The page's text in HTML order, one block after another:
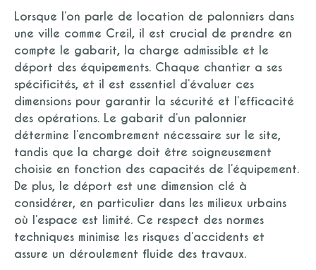
Lorsque l’on parle de location de palonniers dans
une ville comme Creil, il est crucial de prendre en
compte le gabarit, la charge admissible et le
déport des équipements. Chaque chantier a ses
spécificités, et il est essentiel d’évaluer ces
dimensions pour garantir la sécurité et l’efficacité
des opérations. Le gabarit d’un palonnier
détermine l’encombrement nécessaire sur le site,
tandis que la charge doit être soigneusement
choisie en fonction des capacités de l’équipement.
De plus, le déport est une dimension clé à
considérer, en particulier dans les milieux urbains
où l’espace est limité. Ce respect des normes
techniques minimise les risques d’accidents et
assure un déroulement fluide des travaux.